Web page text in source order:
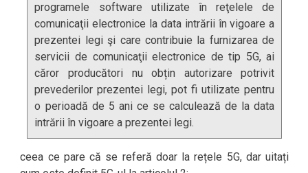
programele software utilizate în reţelele de
comunicaţii electronice la data intrării în vigoare a
prezentei legi şi care contribuie la furnizarea de
servicii de comunicaţii electronice de tip 5G, ai
căror producători nu obțin autorizare potrivit
prevederilor prezentei legi, pot fi utilizate pentru
o perioadă de 5 ani ce se calculează de la data
intrării în vigoare a prezentei legi.
ceea ce pare că se referă doar la rețele 5G, dar uitați